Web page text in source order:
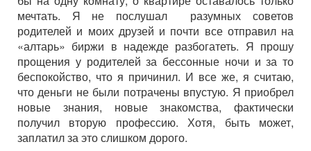
мечтать. Я не послушал разумных советов
родителей и моих друзей и почти все отправил на
«алтарь» биржи в надежде разбогатеть. Я прошу
прощения у родителей за бессонные ночи и за то
беспокойство, что я причинил. И все же, я считаю,
что деньги не были потрачены впустую. Я приобрел
новые знания, новые знакомства, фактически
получил вторую профессию. Хотя, быть может,
заплатил за это слишком дорого.